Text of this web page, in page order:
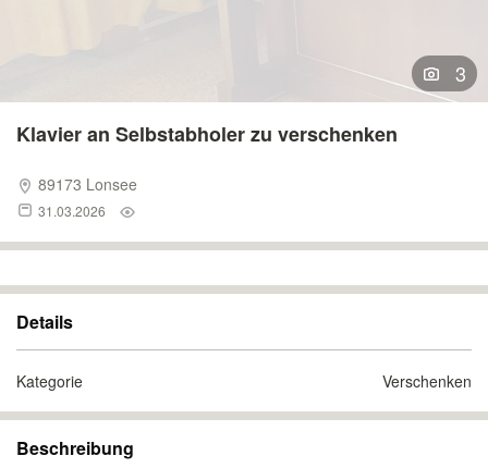
3
Klavier an Selbstabholer zu verschenken
89173 Lonsee
31.03.2026
Details
Kategorie Verschenken
Beschreibung